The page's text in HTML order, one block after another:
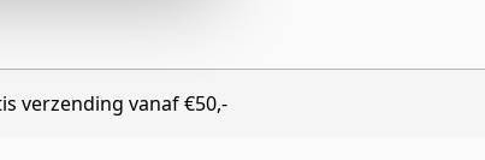
verzending vanaf €50,-